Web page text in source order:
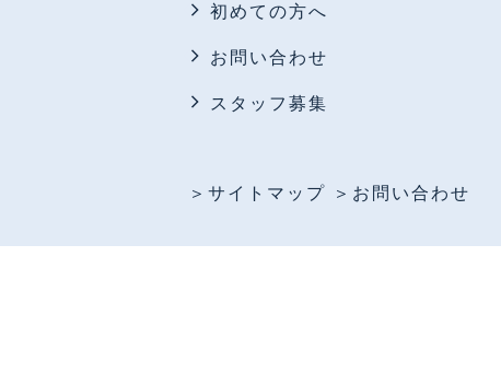
初めての方へ
お問い合わせ
スタッフ募集
＞サイトマップ ＞お問い合わせ